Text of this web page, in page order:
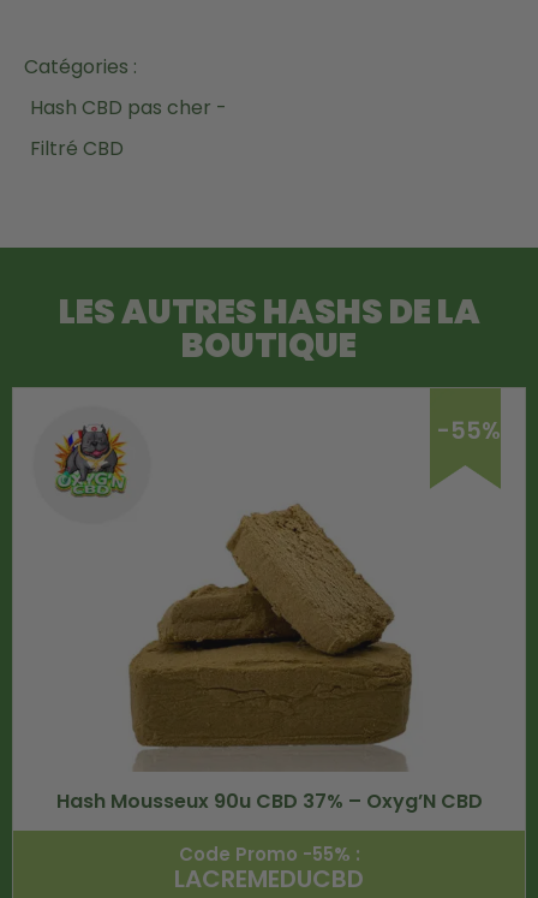
Catégories :
Hash CBD pas cher -
Filtré CBD
LES AUTRES HASHS DE LA
BOUTIQUE
-55%
Hash Mousseux 90u CBD 37% – Oxyg’N CBD
Code Promo -55% :
LACREMEDUCBD